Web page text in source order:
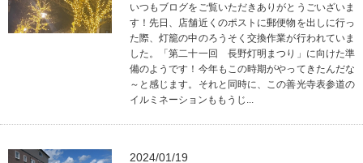
いつもブログをご覧いただきありがとうごいざいま
す！先日、店舗近くのポストに郵便物を出しに行っ
た際、灯籠の中のろうそく交換作業が行われていま
した。「第二十一回 長野灯明まつり」に向けた準
備のようです！今年もこの時期がやってきたんだな
～と感じます。それと同時に、この善光寺表参道の
イルミネーションももうじ...
2024/01/19